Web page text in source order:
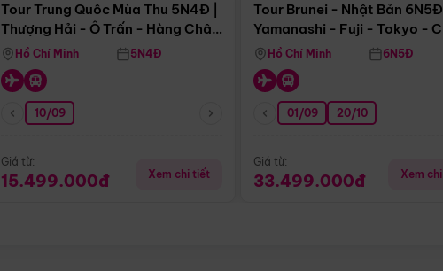
Tour Trung Quôc Mùa Thu 5N4Đ |
Thượng Hải - Ô Trấn - Hàng Châu
(Tour Không Shopping)
Hồ Chí Minh 5N4Đ
10/09
Giá từ:
15.499.000đ Xem chi tiết
Tour Brunei - Nhật Bản 6N5Đ |
Yamanashi - Fuji - Tokyo -
- Freeday
Hồ Chí Minh 6N5Đ
01/09 20/10
Giá từ:
33.499.000đ Xem